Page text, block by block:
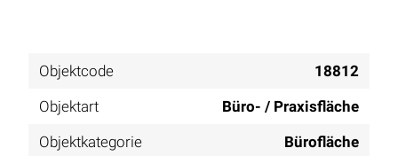
Objektcode
18812
Objektart
Büro- / Praxisfläche
Objektkategorie
Bürofläche